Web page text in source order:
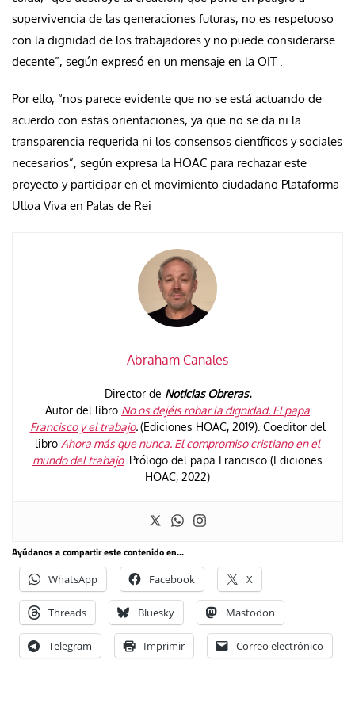
supervivencia de las generaciones futuras, no es respetuoso
con la dignidad de los trabajadores y no puede considerarse
decente”, según expresó en un mensaje en la OIT .
Por ello, “nos parece evidente que no se está actuando de
acuerdo con estas orientaciones, ya que no se da ni la
transparencia requerida ni los consensos científicos y sociales
necesarios”, según expresa la HOAC para rechazar este
proyecto y participar en el movimiento ciudadano Plataforma
Ulloa Viva en Palas de Rei
Abraham Canales
Director de Noticias Obreras.
Autor del libro No os dejéis robar la dignidad. El papa
Francisco y el trabajo.(Ediciones HOAC, 2019). Coeditor del
libro Ahora más que nunca. El compromiso cristiano en el
mundo del trabajo. Prólogo del papa Francisco (Ediciones
HOAC, 2022)
Ayúdanos a compartir este contenido en...
WhatsApp Facebook X
Threads Bluesky Mastodon
Telegram Imprimir Correo electrónico